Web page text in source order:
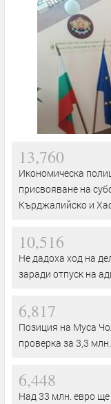
13,760
Икономическа
присвояване на
Кърджалийско и
10,516
Не дадоха ход на
заради отпуск на
6,817
Позиция на Муса
проверка за 3,3
6,448
Над 33 млн. евро